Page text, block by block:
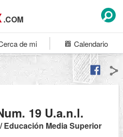
.COM
de mi Calendario
19 U.a.n.l.
Educación Media Superior